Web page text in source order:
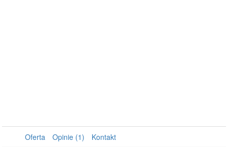
Oferta Opinie (1) Kontakt